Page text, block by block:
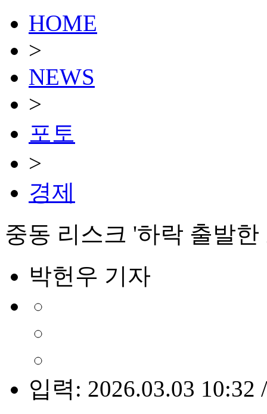
HOME
>
NEWS
>
포토
>
경제
중동 리스크 '하락 출발
박헌우 기자
입력: 2026.03.03 10:32